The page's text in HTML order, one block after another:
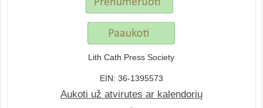
Lith Cath Press Society
EIN: 36-1395573
Aukoti už atvirutes ar kalendorių